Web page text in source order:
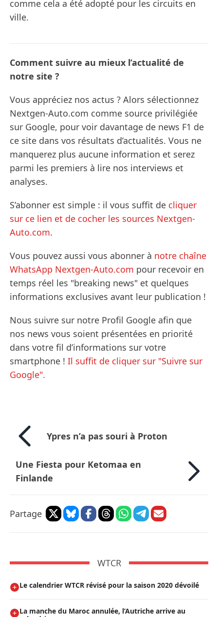
comme cela a été adopté pour les circuits en
ville.
Comment suivre au mieux l’actualité de
notre site ?
Vous appréciez nos actus ? Alors sélectionnez
Nextgen-Auto.com comme source privilégiée
sur Google, pour voir davantage de news F1 de
ce site dans vos résultats d’actualités. Vous ne
manquerez plus aucune information et serez
parmi les premiers à lire nos interviews et
analyses.
S’abonner est simple : il vous suffit de cliquer
sur ce lien et de cocher les sources Nextgen-
Auto.com.
Vous pouvez aussi vous abonner à notre chaîne
WhatsApp Nextgen-Auto.com pour recevoir en
temps réel les "breaking news" et quelques
informations exclusives avant leur publication !
Nous suivre sur notre Profil Google afin que
nos news vous soient présentées en priorité
dans votre fil d’informations sur votre
smartphone ! Il suffit de cliquer sur "Suivre sur
Google".
Ypres n’a pas souri à Proton
Une Fiesta pour Ketomaa en
Finlande
Partage
WTCR
Le calendrier WTCR révisé pour la saison 2020 dévoilé
La manche du Maroc annulée, l’Autriche arrive au